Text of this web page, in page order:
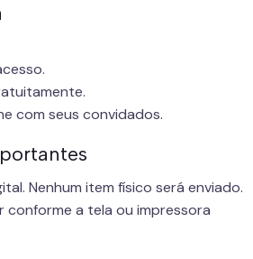
com seus convidados.
Nenhum item físico será enviado.
conforme a tela ou impressora